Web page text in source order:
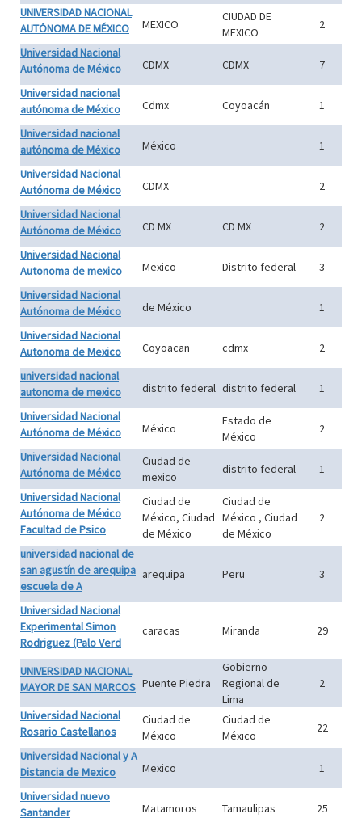
UNIVERSIDAD NACIONAL
AUTÓNOMA DE MÉXICO
MEXICO
CIUDAD DE
MEXICO
2
Universidad Nacional
Autónoma de México
CDMX CDMX
7
Universidad nacional
autónoma de México
Cdmx Coyoacán
1
Universidad nacional
autónoma de México
México
1
Universidad Nacional
Autónoma de México
CDMX
2
Universidad Nacional
Autónoma de México
CD MX CD MX
2
Universidad Nacional
Autonoma de mexico
Mexico Distrito federal
3
Universidad Nacional
Autónoma de México
de México
1
Universidad Nacional
Autonoma de Mexico
Coyoacan cdmx
2
universidad nacional
autonoma de mexico
distrito federal distrito federal
1
Universidad Nacional
Autónoma de México
México
Estado de
México
2
Universidad Nacional
Autónoma de México
Ciudad de
mexico
distrito federal
1
Universidad Nacional
Autónoma de México
Facultad de Psico
Ciudad de
México, Ciudad
de México
Ciudad de
México , Ciudad
de México
2
universidad nacional de
san agustín de arequipa
escuela de A
arequipa Peru 3
Universidad Nacional
Experimental Simon
Rodriguez (Palo Verd
caracas Miranda 29
UNIVERSIDAD NACIONAL
MAYOR DE SAN MARCOS Puente Piedra
Gobierno
Regional de
Lima
2
Universidad Nacional
Rosario Castellanos
Ciudad de
México
Ciudad de
México
22
Universidad Nacional y A
Distancia de Mexico
Mexico
1
Universidad nuevo
Santander
Matamoros Tamaulipas 25